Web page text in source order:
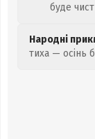
буде
Народні
тиха — осінь